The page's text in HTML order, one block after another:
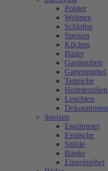
Polster
Wohnen
Schlafen
Speisen
Küchen
Bäder
Garderoben
Gartenmöbel
Teppiche
Heimtextilien
Leuchten
Dekorationen
Speisen
Esszimmer
Esstische
Stühle
Bänke
Einzelmöbel